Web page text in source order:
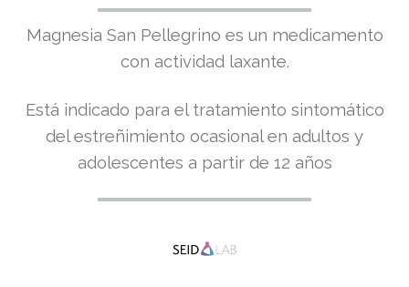
El
precio
original
era:
8,20€.
El
precio
actual
es:
7,38€.
Magnesia San Pellegrino es un medicamento
con actividad laxante.
Está indicado para el tratamiento sintomático
del estreñimiento ocasional en adultos y
adolescentes a partir de 12 años